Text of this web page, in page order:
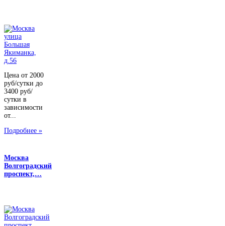
Цена от 2000
руб/сутки до
3400 руб/
сутки в
зависимости
от...
Подробнее »
Москва
Волгоградский
проспект,…